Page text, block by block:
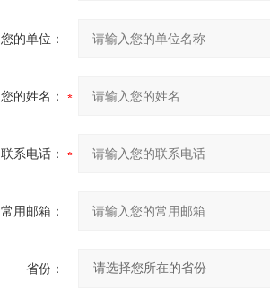
您的单位：
您的姓名：
联系电话：
常用邮箱：
省份：